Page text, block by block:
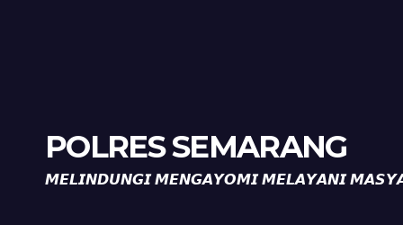
POLRES SEMARANG
𝙈𝙀𝙇𝙄𝙉𝘿𝙐𝙉𝙂𝙄 𝙈𝙀𝙉𝙂𝘼𝙔𝙊𝙈𝙄 𝙈𝙀𝙇𝘼𝙔𝘼𝙉𝙄